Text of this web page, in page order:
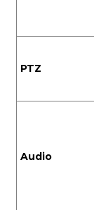
PTZ
Audio